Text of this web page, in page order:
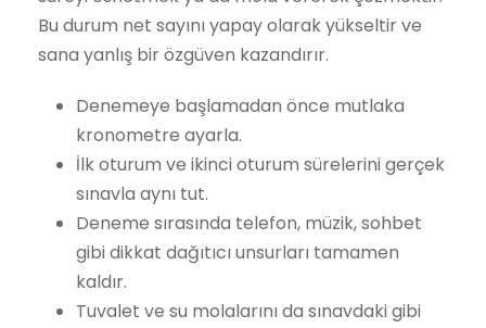
Bu durum net sayını yapay olarak yükseltir ve
sana yanlış bir özgüven kazandırır.
Denemeye başlamadan önce mutlaka
kronometre ayarla.
İlk oturum ve ikinci oturum sürelerini gerçek
sınavla aynı tut.
Deneme sırasında telefon, müzik, sohbet
gibi dikkat dağıtıcı unsurları tamamen
kaldır.
Tuvalet ve su molalarını da sınavdaki gibi